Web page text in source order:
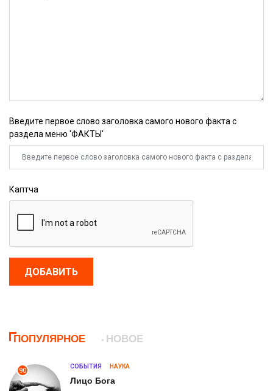
Введите первое слово заголовка самого нового факта с
раздела меню 'ФАКТЫ'
Каптча
ДОБАВИТЬ
ПОПУЛЯРНОЕ НОВОЕ
90
СОБЫТИЯ НАУКА
Лицо Бога